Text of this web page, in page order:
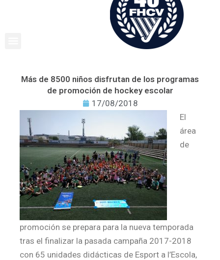
Más de 8500 niños disfrutan de los programas
de promoción de hockey escolar
17/08/2018
El
área
de
promoción se prepara para la nueva temporada
tras el finalizar la pasada campaña 2017-2018
con 65 unidades didácticas de Esport a l’Escola,